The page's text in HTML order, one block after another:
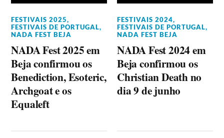
FESTIVAIS 2025,
FESTIVAIS DE PORTUGAL,
NADA FEST BEJA
NADA Fest 2025 em
Beja confirmou os
Benediction, Esoteric,
Archgoat e os
Equaleft
FESTIVAIS 2024,
FESTIVAIS DE PORTUGAL,
NADA FEST BEJA
NADA Fest 2024 em
Beja confirmou os
Christian Death no
dia 9 de junho